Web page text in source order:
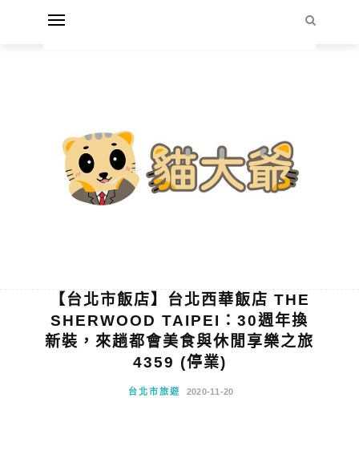
【台北市飯店】台北西華飯店 THE
SHERWOOD TAIPEI：30週年換
新裝，來趟都會美食與休閒享樂之旅
4359 (停業)
台北市旅遊 2020-11-20